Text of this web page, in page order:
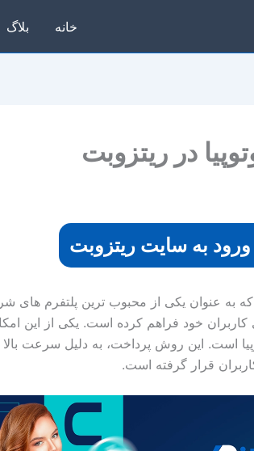
خانه بلاگ
در ریتزوبت
ورود به سایت ریتزوبت
که به عنوان یکی از محبوب ترین پلتفرم های
کاربران خود فراهم کرده است. یکی از این
است. این روش پرداخت، به دلیل سرعت
قرار گرفته است.